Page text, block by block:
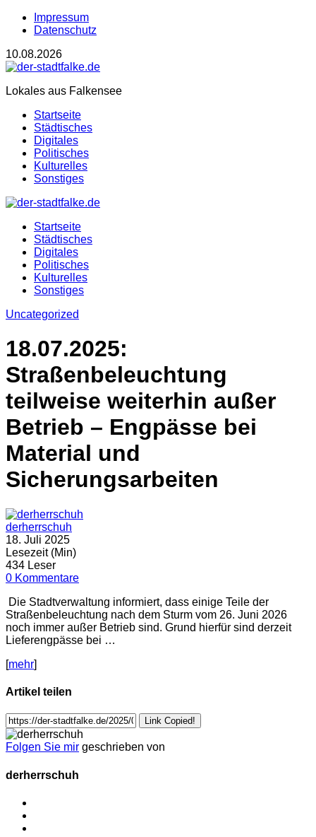
Impressum
Datenschutz
10.08.2026
Lokales aus Falkensee
Startseite
Städtisches
Digitales
Politisches
Kulturelles
Sonstiges
Startseite
Städtisches
Digitales
Politisches
Kulturelles
Sonstiges
Uncategorized
18.07.2025:
Straßenbeleuchtung
teilweise weiterhin außer
Betrieb – Engpässe bei
Material und
Sicherungsarbeiten
derherrschuh
18. Juli 2025
Lesezeit (Min)
434 Leser
0 Kommentare
Die Stadtverwaltung informiert, dass einige Teile der
Straßenbeleuchtung nach dem Sturm vom 26. Juni 2026
noch immer außer Betrieb sind. Grund hierfür sind derzeit
Lieferengpässe bei …
[mehr]
Artikel teilen
Link Copied!
Folgen Sie mir geschrieben von
derherrschuh